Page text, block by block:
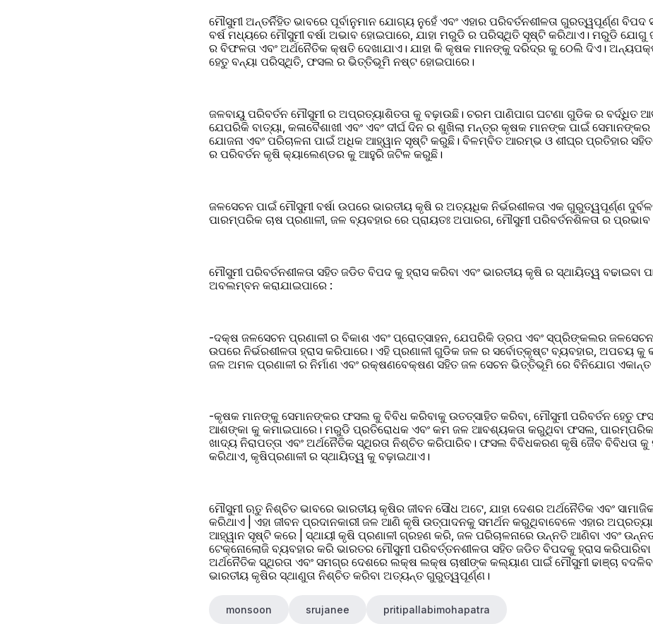
ମୌସୁମୀ ଅନ୍ତର୍ନିହିତ ଭାବରେ ପୂର୍ବାନୁମାନ ଯୋଗ୍ୟ ନୁହେଁ ଏବଂ ଏହାର ପରିବର୍ତନଶୀଳତା ଗୁରତ୍ୱପୂର୍ଣ୍ଣ
ବର୍ଷ ମଧ୍ୟରେ ମୌସୁମୀ ବର୍ଷା ଅଭାବ ହୋଇପାରେ, ଯାହା ମରୁଡି ର ପରିସ୍ଥିତି ସୃଷ୍ଟି କରିଥାଏ। ମରୁଡି
ର ବିଫଳତା ଏବଂ ଅର୍ଥନୈତିକ କ୍ଷତି ଦେଖାଯାଏ। ଯାହା କି କୃଷକ ମାନଙ୍କୁ ଦରିଦ୍ର କୁ ଠେଲି ଦିଏ।
ହେତୁ ବନ୍ୟା ପରିସ୍ଥିତି, ଫସଲ ର ଭିତ୍ତିଭୂମି ନଷ୍ଟ ହୋଇପାରେ।
ଜଳବାୟୁ ପରିବର୍ତନ ମୌସୁମୀ ର ଅପ୍ରତ୍ୟାଶିତତା କୁ ବଢ଼ାଉଛି। ଚରମ ପାଣିପାଗ ଘଟଣା ଗୁଡିକ ର ବର୍ଦ୍ଧିତ
ଯେପରିକି ବାତ୍ୟା, କଳାବୈଶାଖୀ ଏବଂ ଏବଂ ଦୀର୍ଘ ଦିନ ର ଶୁଖିଲା ମନ୍ତ୍ର କୃଷକ ମାନଙ୍କ ପାଇଁ
ଯୋଜନା ଏବଂ ପରିଚାଳନା ପାଇଁ ଅଧିକ ଆହ୍ୱାନ ସୃଷ୍ଟି କରୁଛି। ବିଳମ୍ବିତ ଆରମ୍ଭ ଓ ଶୀଘ୍ର ପ୍ରତିହାର ସହିତ
ର ପରିବର୍ତନ କୃଷି କ୍ୟାଲେଣ୍ଡର କୁ ଆହୁରି ଜଟିଳ କରୁଛି।
ଜଳସେଚନ ପାଇଁ ମୌସୁମୀ ବର୍ଷା ଉପରେ ଭାରତୀୟ କୃଷି ର ଅତ୍ୟଧିକ ନିର୍ଭରଶୀଳତା ଏକ ଗୁରୁତ୍ୱପୂର୍ଣ୍ଣ
ପାରମ୍ପରିକ ଚାଷ ପ୍ରଣାଳୀ, ଜଳ ବ୍ୟବହାର ରେ ପ୍ରାୟତଃ ଅପାରଗ, ମୌସୁମୀ ପରିବର୍ତନଶିଳତା ର ପ୍ରଭାବ
ମୌସୁମୀ ପରିବର୍ତନଶୀଳତା ସହିତ ଜଡିତ ବିପଦ କୁ ହ୍ରାସ କରିବା ଏବଂ ଭାରତୀୟ କୃଷି ର ସ୍ଥାୟିତ୍ୱ ବଢାଇବା
ଅବଲମ୍ବନ କରାଯାଇପାରେ :
-ଦକ୍ଷ ଜଳସେଚନ ପ୍ରଣାଳୀ ର ବିକାଶ ଏବଂ ପ୍ରୋତ୍ସାହନ, ଯେପରିକି ଡ୍ରପ ଏବଂ ସ୍ପ୍ରିଙ୍କଲର ଜଳସେଚନ,
ଉପରେ ନିର୍ଭରଶୀଳତା ହ୍ରାସ କରିପାରେ। ଏହି ପ୍ରଣାଳୀ ଗୁଡିକ ଜଳ ର ସର୍ବୋତ୍କୃଷ୍ଟ ବ୍ୟବହାର, ଅପଚୟ କୁ
ଜଳ ଅମଳ ପ୍ରଣାଳୀ ର ନିର୍ମାଣ ଏବଂ ରକ୍ଷଣବେକ୍ଷଣ ସହିତ ଜଳ ସେଚନ ଭିତ୍ତିଭୂମି ରେ ବିନିଯୋଗ
-କୃଷକ ମାନଙ୍କୁ ସେମାନଙ୍କର ଫସଲ କୁ ବିବିଧ କରିବାକୁ ଉତତ୍ସାହିତ କରିବା, ମୌସୁମୀ ପରିବର୍ତନ ହେତୁ
ଆଶଙ୍କା କୁ କମାଇପାରେ। ମରୁଡି ପ୍ରତିରୋଧକ ଏବଂ କମ ଜଳ ଆବଶ୍ୟକତା କରୁଥିବା ଫସଲ,
ଖାଦ୍ୟ ନିରାପତ୍ତା ଏବଂ ଅର୍ଥନୈତିକ ସ୍ଥିରତା ନିଶ୍ଚିତ କରିପାରିବ। ଫସଲ ବିବିଧକରଣ କୃଷି ଜୈବ ବିବିଧତା
କରିଥାଏ, କୃଷିପ୍ରଣାଳୀ ର ସ୍ଥାୟିତ୍ୱ କୁ ବଢ଼ାଇଥାଏ।
ମୌସୁମୀ ଋତୁ ନିଶ୍ଚିତ ଭାବରେ ଭାରତୀୟ କୃଷିର ଜୀବନ ସୌଧ ଅଟେ, ଯାହା ଦେଶର ଅର୍ଥନୈତିକ ଏବଂ
କରିଥାଏ | ଏହା ଜୀବନ ପ୍ରଦାନକାରୀ ଜଳ ଆଣି କୃଷି ଉତ୍ପାଦନକୁ ସମର୍ଥନ କରୁଥିବାବେଳେ ଏହାର
ଆହ୍ୱାନ ସୃଷ୍ଟି କରେ | ସ୍ଥାୟୀ କୃଷି ପ୍ରଣାଳୀ ଗ୍ରହଣ କରି, ଜଳ ପରିଚାଳନାରେ ଉନ୍ନତି ଆଣିବା ଏବଂ ଉନ୍ନତ
ଟେକ୍ନୋଲୋଜି ବ୍ୟବହାର କରି ଭାରତର ମୌସୁମୀ ପରିବର୍ତ୍ତନଶୀଳତା ସହିତ ଜଡିତ ବିପଦକୁ ହ୍ରାସ
ଅର୍ଥନୈତିକ ସ୍ଥିରତା ଏବଂ ସମଗ୍ର ଦେଶରେ ଲକ୍ଷ ଲକ୍ଷ ଚାଷୀଙ୍କ କଲ୍ୟାଣ ପାଇଁ ମୌସୁମୀ ଢାଞ୍ଚା ବଦଳିବା
ଭାରତୀୟ କୃଷିର ସ୍ଥାଣୁତା ନିଶ୍ଚିତ କରିବା ଅତ୍ୟନ୍ତ ଗୁରୁତ୍ୱପୂର୍ଣ୍ଣ।
monsoon srujanee pritipallabimohapatra